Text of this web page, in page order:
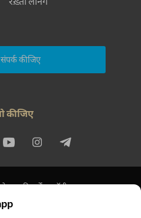
संपर्क कीजिए
कीजिए
की शर्तें कॉपीराइट
All rights reserved.